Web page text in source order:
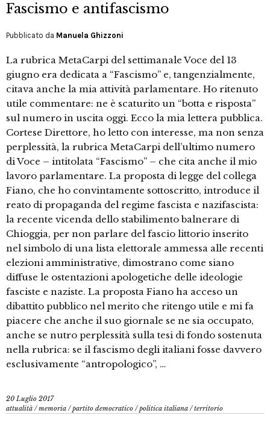
Fascismo e antifascismo
Pubblicato da Manuela Ghizzoni
La rubrica MetaCarpi del settimanale Voce del 13
giugno era dedicata a “Fascismo” e, tangenzialmente,
citava anche la mia attività parlamentare. Ho ritenuto
utile commentare: ne è scaturito un “botta e risposta”
sul numero in uscita oggi. Ecco la mia lettera pubblica.
Cortese Direttore, ho letto con interesse, ma non senza
perplessità, la rubrica MetaCarpi dell’ultimo numero
di Voce – intitolata “Fascismo” – che cita anche il mio
lavoro parlamentare. La proposta di legge del collega
Fiano, che ho convintamente sottoscritto, introduce il
reato di propaganda del regime fascista e nazifascista:
la recente vicenda dello stabilimento balnerare di
Chioggia, per non parlare del fascio littorio inserito
nel simbolo di una lista elettorale ammessa alle recenti
elezioni amministrative, dimostrano come siano
diffuse le ostentazioni apologetiche delle ideologie
fasciste e naziste. La proposta Fiano ha acceso un
dibattito pubblico nel merito che ritengo utile e mi fa
piacere che anche il suo giornale se ne sia occupato,
anche se nutro perplessità sulla tesi di fondo sostenuta
nella rubrica: se il fascismo degli italiani fosse davvero
esclusivamente “antropologico”, …
20 Luglio 2017
attualità /memoria /partito democratico /politica italiana /territorio